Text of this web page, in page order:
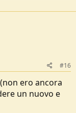
#16
ero ancora
un nuovo e